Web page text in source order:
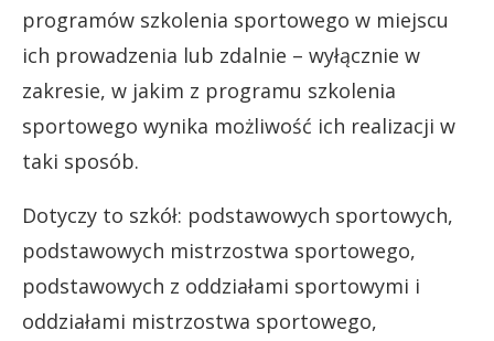
programów szkolenia sportowego w miejscu
ich prowadzenia lub zdalnie – wyłącznie w
zakresie, w jakim z programu szkolenia
sportowego wynika możliwość ich realizacji w
taki sposób.
Dotyczy to szkół: podstawowych sportowych,
podstawowych mistrzostwa sportowego,
podstawowych z oddziałami sportowymi i
oddziałami mistrzostwa sportowego,